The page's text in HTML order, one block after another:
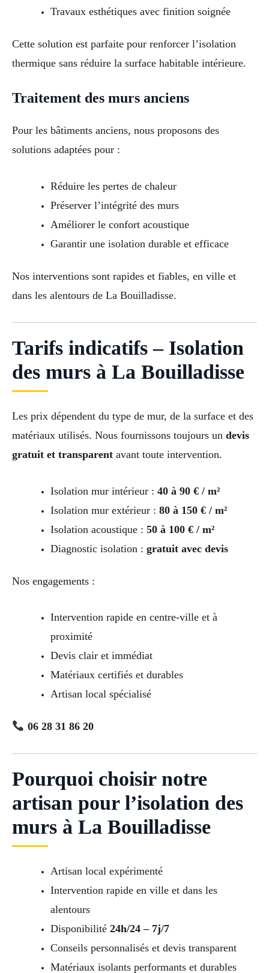
Travaux esthétiques avec finition soignée
Cette solution est parfaite pour renforcer l’isolation
thermique sans réduire la surface habitable intérieure.
Traitement des murs anciens
Pour les bâtiments anciens, nous proposons des
solutions adaptées pour :
Réduire les pertes de chaleur
Préserver l’intégrité des murs
Améliorer le confort acoustique
Garantir une isolation durable et efficace
Nos interventions sont rapides et fiables, en ville et
dans les alentours de La Bouilladisse.
Tarifs indicatifs – Isolation
des murs à La Bouilladisse
Les prix dépendent du type de mur, de la surface et des
matériaux utilisés. Nous fournissons toujours un devis
gratuit et transparent avant toute intervention.
Isolation mur intérieur : 40 à 90 € / m²
Isolation mur extérieur : 80 à 150 € / m²
Isolation acoustique : 50 à 100 € / m²
Diagnostic isolation : gratuit avec devis
Nos engagements :
Intervention rapide en centre-ville et à
proximité
Devis clair et immédiat
Matériaux certifiés et durables
Artisan local spécialisé
06 28 31 86 20
Pourquoi choisir notre
artisan pour l’isolation des
murs à La Bouilladisse
Artisan local expérimenté
Intervention rapide en ville et dans les
alentours
Disponibilité 24h/24 – 7j/7
Conseils personnalisés et devis transparent
Matériaux isolants performants et durables